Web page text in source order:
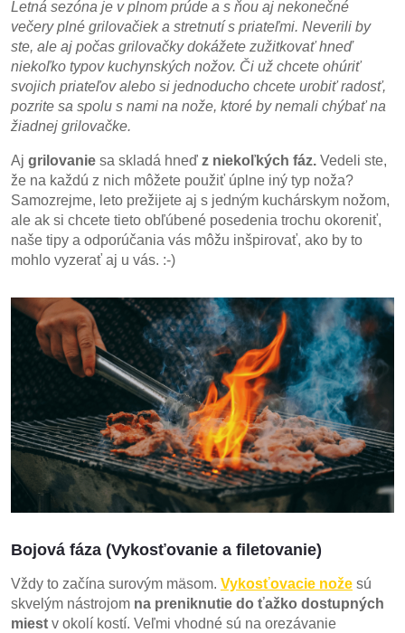
Letná sezóna je v plnom prúde a s ňou aj nekonečné
večery plné grilovačiek a stretnutí s priateľmi. Neverili by
ste, ale aj počas grilovačky dokážete zužitkovať hneď
niekoľko typov kuchynských nožov. Či už chcete ohúriť
svojich priateľov alebo si jednoducho chcete urobiť radosť,
pozrite sa spolu s nami na nože, ktoré by nemali chýbať na
žiadnej grilovačke.
Aj grilovanie sa skladá hneď z niekoľkých fáz. Vedeli ste,
že na každú z nich môžete použiť úplne iný typ noža?
Samozrejme, leto prežijete aj s jedným kuchárskym nožom,
ale ak si chcete tieto obľúbené posedenia trochu okoreniť,
naše tipy a odporúčania vás môžu inšpirovať, ako by to
mohlo vyzerať aj u vás. :-)
Bojová fáza (Vykosťovanie a filetovanie)
Vždy to začína surovým mäsom. Vykosťovacie nože sú
skvelým nástrojom na preniknutie do ťažko dostupných
miest v okolí kostí. Veľmi vhodné sú na orezávanie